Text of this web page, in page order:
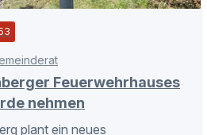
Feuerwehrhauses
nehmen
plant ein neues